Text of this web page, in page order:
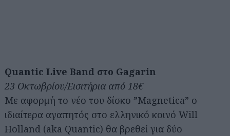
Quantic Live Band στο Gagarin
23 Οκτωβρίου/Εισιτήρια από 18€
Με αφορμή το νέο του δίσκο ”Magnetica” ο
ιδιαίτερα αγαπητός στο ελληνικό κοινό Will
Holland (aka Quantic) θα βρεθεί για δύο